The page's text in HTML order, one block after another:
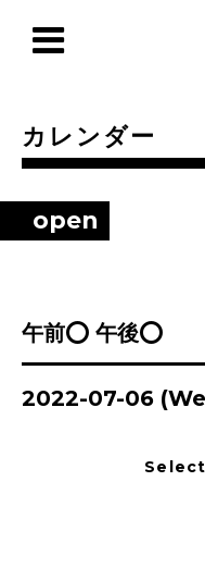
カレンダー
open
午前⭕ 午後⭕
2022-07-06